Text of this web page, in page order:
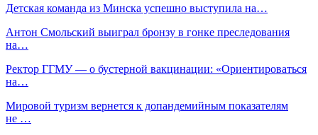
Детская команда из Минска успешно выступила на…
Антон Смольский выиграл бронзу в гонке преследования
на…
Ректор ГГМУ — о бустерной вакцинации: «Ориентироваться
на…
Мировой туризм вернется к допандемийным показателям
не …